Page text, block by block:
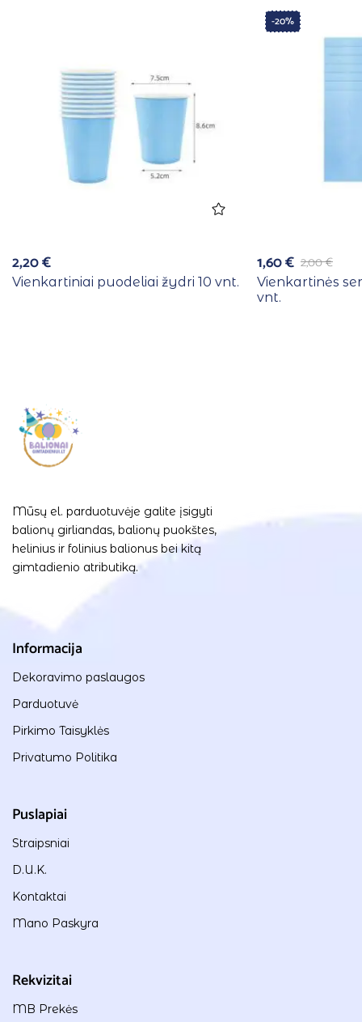
2,20€
Vienkartiniai puodeliai žydri 10 vnt.
-20%
2,00€
1,60€
Vienkartinės
vnt.
Mūsų el. parduotuvėje galite įsigyti
balionų girliandas, balionų puokštes,
helinius ir folinius balionus bei kitą
gimtadienio atributiką.
Informacija
Dekoravimo paslaugos
Parduotuvė
Pirkimo Taisyklės
Privatumo Politika
Puslapiai
Straipsniai
D.U.K.
Kontaktai
Mano Paskyra
Rekvizitai
MB Prekės